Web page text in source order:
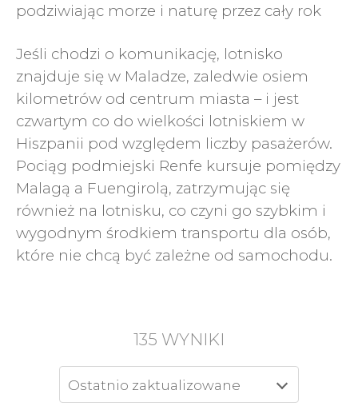
podziwiając morze i naturę przez cały rok
Jeśli chodzi o komunikację, lotnisko
znajduje się w Maladze, zaledwie osiem
kilometrów od centrum miasta – i jest
czwartym co do wielkości lotniskiem w
Hiszpanii pod względem liczby pasażerów.
Pociąg podmiejski Renfe kursuje pomiędzy
Malagą a Fuengirolą, zatrzymując się
również na lotnisku, co czyni go szybkim i
wygodnym środkiem transportu dla osób,
które nie chcą być zależne od samochodu.
135 WYNIKI
Ostatnio zaktualizowane